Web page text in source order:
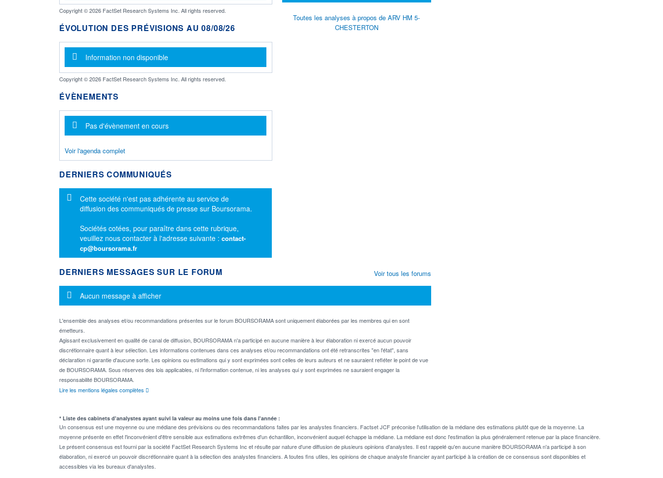
Copyright © 2026 FactSet Research Systems Inc. All rights reserved.
ÉVOLUTION DES PRÉVISIONS AU 08/08/26
Message d'information
Information non disponible
Copyright © 2026 FactSet Research Systems Inc. All rights reserved.
ÉVÈNEMENTS
Message d'information
Pas d'évènement en cours
Voir l'agenda complet
DERNIERS COMMUNIQUÉS
Message d'information
Cette société n'est pas adhérente au service de
diffusion des communiqués de presse sur Boursorama.
Sociétés cotées, pour paraître dans cette rubrique,
veuillez nous contacter à l'adresse suivante : contact-
cp@boursorama.fr
Toutes les analyses à propos de ARV HM 5-
CHESTERTON
DERNIERS MESSAGES SUR LE FORUM
Message d'information
Aucun message à afficher
L'ensemble des analyses et/ou recommandations présentes sur le forum BOURSORAMA sont uniquement élaborées par les membres qui en sont
émetteurs.
Agissant exclusivement en qualité de canal de diffusion, BOURSORAMA n'a participé en aucune manière à leur élaboration ni exercé aucun pouvoir
discrétionnaire quant à leur sélection. Les informations contenues dans ces analyses et/ou recommandations ont été retranscrites "en l'état", sans
déclaration ni garantie d'aucune sorte. Les opinions ou estimations qui y sont exprimées sont celles de leurs auteurs et ne sauraient refléter le point de vue
de BOURSORAMA. Sous réserves des lois applicables, ni l'information contenue, ni les analyses qui y sont exprimées ne sauraient engager la
responsabilité BOURSORAMA.
Lire les mentions légales complètes
Voir tous les forums
* Liste des cabinets d'analystes ayant suivi la valeur au moins une fois dans l'année :
Un consensus est une moyenne ou une médiane des prévisions ou des recommandations faites par les analystes financiers. Factset JCF préconise l'utilisation de la médiane des estimations plutôt que de la moyenne. La
moyenne présente en effet l'inconvénient d'être sensible aux estimations extrêmes d'un échantillon, inconvénient auquel échappe la médiane. La médiane est donc l'estimation la plus généralement retenue par la place financière.
Le présent consensus est fourni par la société FactSet Research Systems Inc et résulte par nature d'une diffusion de plusieurs opinions d'analystes. Il est rappelé qu'en aucune manière BOURSORAMA n'a participé à son
élaboration, ni exercé un pouvoir discrétionnaire quant à la sélection des analystes financiers. A toutes fins utiles, les opinions de chaque analyste financier ayant participé à la création de ce consensus sont disponibles et
accessibles via les bureaux d'analystes.